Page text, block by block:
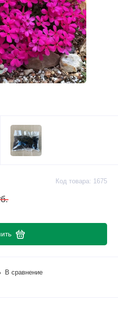
Код товара: 1675
В сравнение